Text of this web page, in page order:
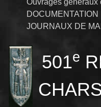
Ouvrages généraux
DOCUMENTATION
JOURNAUX DE
501e